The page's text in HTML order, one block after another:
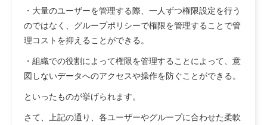
・ 大量のユーザーを管理する際、一人ずつ権限設定を行う
のではなく、グループポリシーで権限を管理することで管
理コストを抑えることができる。
・ 組織での役割によって権限を管理することによって、意
図しないデータへのアクセスや操作を防ぐことができる。
といったものが挙げられます。
さて、上記の通り、各ユーザーやグループに合わせた柔軟